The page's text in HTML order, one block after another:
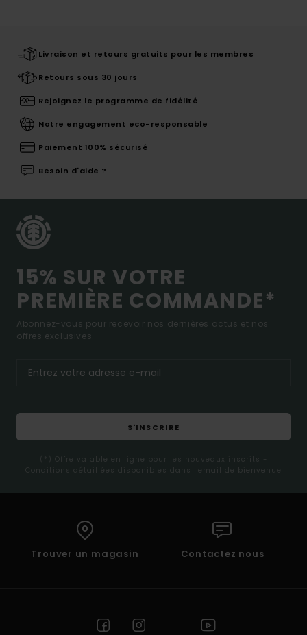
Livraison et retours gratuits pour les membres
Retours sous 30 jours
Rejoignez le programme de fidélité
Notre engagement eco-responsable
Paiement 100% sécurisé
Besoin d'aide ?
15% SUR VOTRE
PREMIÈRE COMMANDE*
Abonnez-vous pour recevoir nos dernières actus et nos
offres exclusives.
S'INSCRIRE
(*) Offre valable en ligne pour les nouveaux inscrits -
Conditions détaillées disponibles dans l'email de bienvenue
Trouver un magasin Contactez nous